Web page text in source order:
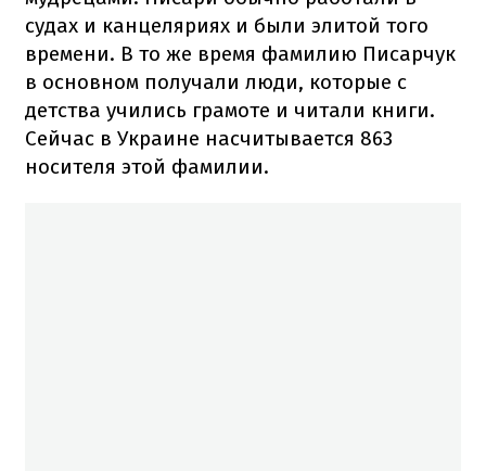
судах и канцеляриях и были элитой того
времени. В то же время фамилию Писарчук
в основном получали люди, которые с
детства учились грамоте и читали книги.
Сейчас в Украине насчитывается 863
носителя этой фамилии.